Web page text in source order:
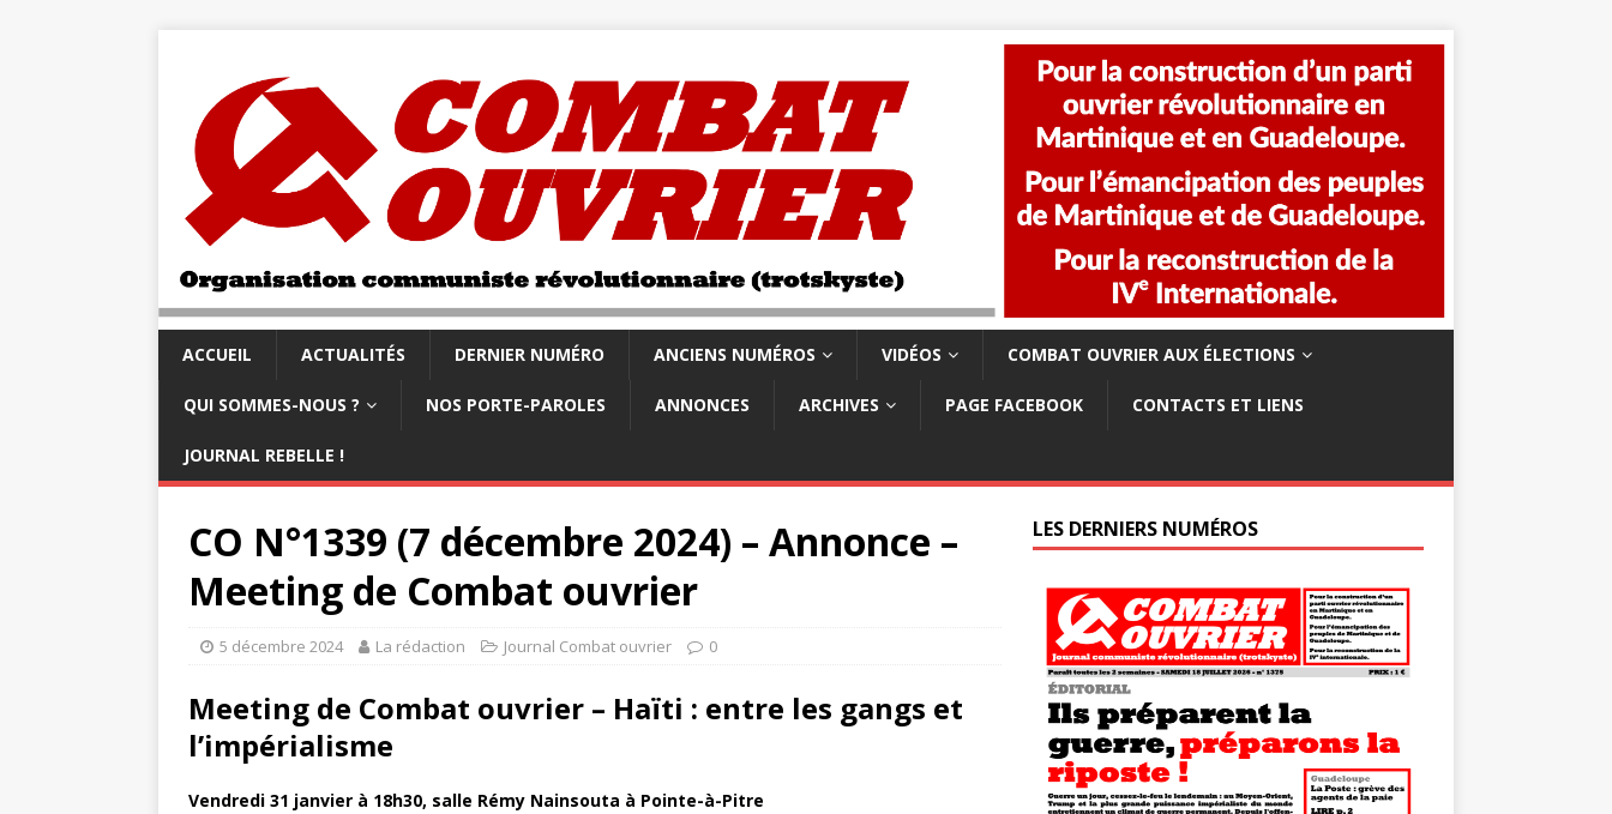
ACCUEIL ACTUALITÉS DERNIER NUMÉRO ANCIENS NUMÉROS VIDÉOS COMBAT OUVRIER AUX ÉLECTIONS
QUI SOMMES-NOUS ? NOS PORTE-PAROLES ANNONCES ARCHIVES PAGE FACEBOOK CONTACTS ET LIENS
JOURNAL REBELLE !
CO N°1339 (7 décembre 2024) – Annonce –
Meeting de Combat ouvrier
5 décembre 2024 La rédaction Journal Combat ouvrier 0
Meeting de Combat ouvrier – Haïti : entre les gangs et
l’impérialisme
Vendredi 31 janvier à 18h30, salle Rémy Nainsouta à Pointe-à-Pitre
LES DERNIERS NUMÉROS